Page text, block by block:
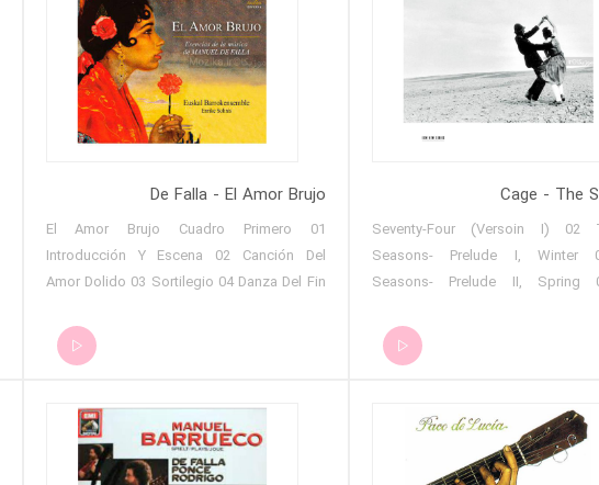
Cage - The
01 Seventy-Four (Versoin I) 02
Seasons- Prelude I, Winter
Seasons- Prelude II, Spring
Seasons- Prelude IV, Fall 06
Prepared Piano and Orchestra-
Orchestra- Second Part 08
Prepared Piano and Orchestra-
09 Seventy-Four (Version II) 10
De Falla - El Amor Brujo
01 El Amor Brujo Cuadro Primero
Introducción Y Escena 02 Canción Del
Amor Dolido 03 Sortilegio 04 Danza Del Fin
(El Amor Vulgar) 06 Romance Del Pescador
07 Intermedio (Pantomima) 08 Cuadro
Escena (El Terror) 10 Danza Del Fuego
Fatuo (Danza Del Terror) 11 Interludio
(Alucinaciones) 12 Canción Del Fuego